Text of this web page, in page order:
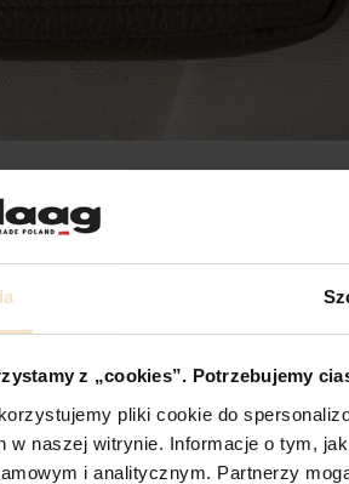
z „cookies”. Potrzebujemy
pliki cookie do
w naszej witrynie. Informacje o tym,
i analitycznym. Partnerzy